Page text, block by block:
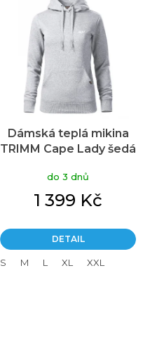
Dámská teplá mikina
TRIMM Cape Lady šedá
do 3 dnů
1 399 Kč
DETAIL
S M L XL XXL